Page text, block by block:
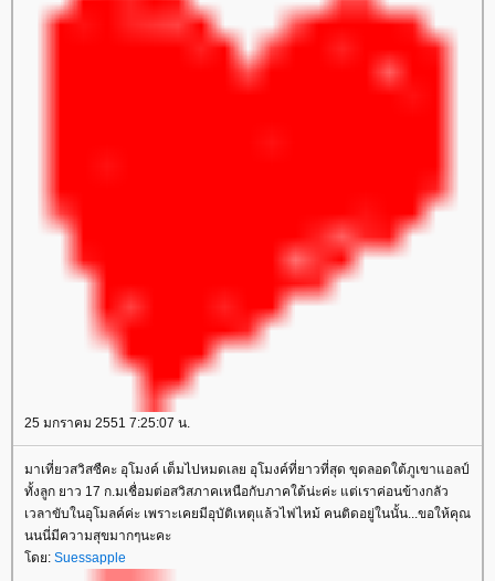
25 มกราคม 2551 7:25:07 น.
มาเที่ยวสวิสซืคะ อุโมงค์ เต็มไปหมดเลย อุโมงค์ที่ยาวที่สุด ขุดลอดใต้ภูเขาแอลป์
ทั้งลูก ยาว 17 ก.มเชื่อมต่อสวิสภาคเหนือกับภาคใต้น่ะค่ะ แต่เราค่อนข้างกลัว
เวลาขับในอุโมลค์ค่ะ เพราะเคยมีอุบัติเหตุแล้วไฟไหม้ คนติดอยู่ในนั้น...ขอให้คุณ
นนนี่มีความสุขมากๆนะคะ
ดย: Suessapple